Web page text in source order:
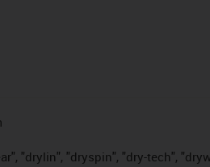
"drylin", "dryspin", "dry-tech",